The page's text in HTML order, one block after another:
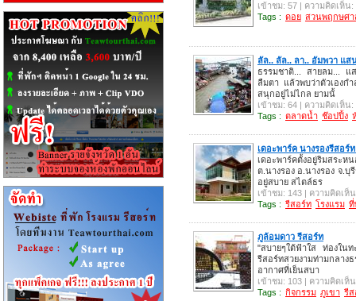
เข้าชม: 57 | ความคิดเห็น:
Tags : ดอย สวนพฤกษศา
ลัล.. ลัล.. ลา.. อัมพวา แส
ธรรมชาติ... สายลม... แ
ลืมตา แล้วพบว่าตัวเองก
สนุกอยู่ไม่ไกล ยามนั้
เข้าชม: 64 | ความคิดเห็น:
Tags : ตลาดน้ำ ช๊อปปิ้ง
เดอะพาร์ค นางรองรีสอร์
เดอะพาร์คตั้งอยู่ริมสระ
ต.นางรอง อ.นางรอง จ.บุ
อยู่สบาย สไตล์ธร
เข้าชม: 143 | ความคิดเห็
Tags : รีสอร์ท โรงแรม ที่
ภูล้อมดาว รีสอร์ท
"สบายๆใต้ฟ้าใส ท่องใน
รีสอร์ทสวยงามท่ามกลา
อากาศที่เย็นสบา
เข้าชม: 103 | ความคิดเห็
Tags : กิจกรรม ภูเขา รีส